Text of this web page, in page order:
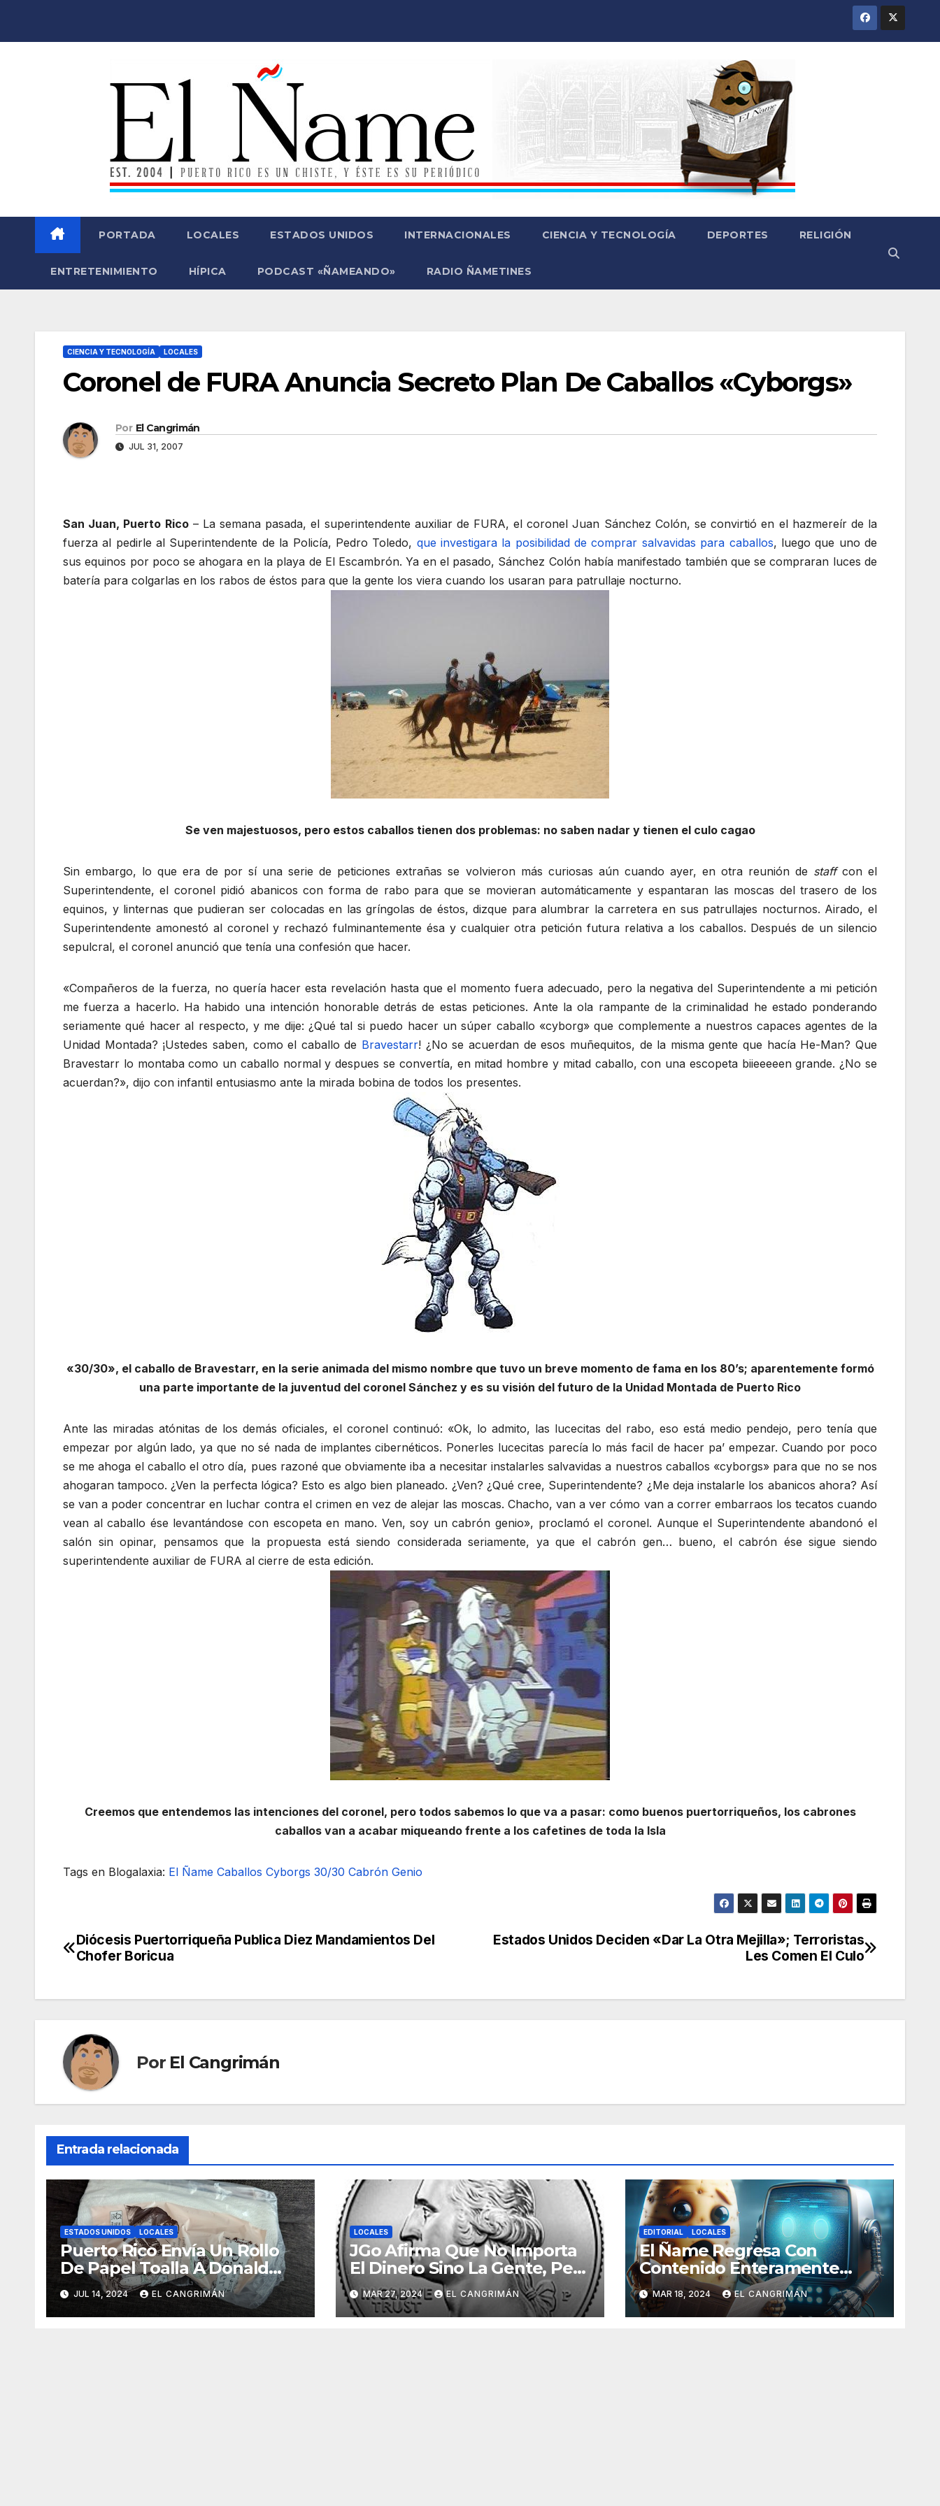
PORTADA LOCALES ESTADOS UNIDOS INTERNACIONALES CIENCIA Y TECNOLOGÍA DEPORTES RELIGIÓN
ENTRETENIMIENTO HÍPICA PODCAST «ÑAMEANDO» RADIO ÑAMETINES
CIENCIA Y TECNOLOGÍA LOCALES
Coronel de FURA Anuncia Secreto Plan De Caballos «Cyborgs»
Por El Cangrimán
JUL 31, 2007
San Juan, Puerto Rico– La semana pasada, el superintendente auxiliar de FURA, el coronel Juan Sánchez Colón, se convirtió en el hazmereír de la
fuerza al pedirle al Superintendente de la Policía, Pedro Toledo, que investigara la posibilidad de comprar salvavidas para caballos, luego que uno de
sus equinos por poco se ahogara en la playa de El Escambrón. Ya en el pasado, Sánchez Colón había manifestado también que se compraran luces de
batería para colgarlas en los rabos de éstos para que la gente los viera cuando los usaran para patrullaje nocturno.
Se ven majestuosos, pero estos caballos tienen dos problemas: no saben nadar y tienen el culo cagao
Sin embargo, lo que era de por sí una serie de peticiones extrañas se volvieron más curiosas aún cuando ayer, en otra reunión de staffcon el
Superintendente, el coronel pidió abanicos con forma de rabo para que se movieran automáticamente y espantaran las moscas del trasero de los
equinos, y linternas que pudieran ser colocadas en las gríngolas de éstos, dizque para alumbrar la carretera en sus patrullajes nocturnos. Airado, el
Superintendente amonestó al coronel y rechazó fulminantemente ésa y cualquier otra petición futura relativa a los caballos. Después de un silencio
sepulcral, el coronel anunció que tenía una confesión que hacer.
«Compañeros de la fuerza, no quería hacer esta revelación hasta que el momento fuera adecuado, pero la negativa del Superintendente a mi petición
me fuerza a hacerlo. Ha habido una intención honorable detrás de estas peticiones. Ante la ola rampante de la criminalidad he estado ponderando
seriamente qué hacer al respecto, y me dije: ¿Qué tal si puedo hacer un súper caballo «cyborg» que complemente a nuestros capaces agentes de la
Unidad Montada? ¡Ustedes saben, como el caballo de Bravestarr! ¿No se acuerdan de esos muñequitos, de la misma gente que hacía He-Man? Que
Bravestarr lo montaba como un caballo normal y despues se convertía, en mitad hombre y mitad caballo, con una escopeta biieeeeen grande. ¿No se
acuerdan?», dijo con infantil entusiasmo ante la mirada bobina de todos los presentes.
«30/30», el caballo de Bravestarr, en la serie animada del mismo nombre que tuvo un breve momento de fama en los 80’s; aparentemente formó
una parte importante de la juventud del coronel Sánchez y es su visión del futuro de la Unidad Montada de Puerto Rico
Ante las miradas atónitas de los demás oficiales, el coronel continuó: «Ok, lo admito, las lucecitas del rabo, eso está medio pendejo, pero tenía que
empezar por algún lado, ya que no sé nada de implantes cibernéticos. Ponerles lucecitas parecía lo más facil de hacer pa’ empezar. Cuando por poco
se me ahoga el caballo el otro día, pues razoné que obviamente iba a necesitar instalarles salvavidas a nuestros caballos «cyborgs» para que no se nos
ahogaran tampoco. ¿Ven la perfecta lógica? Esto es algo bien planeado. ¿Ven? ¿Qué cree, Superintendente? ¿Me deja instalarle los abanicos ahora? Así
se van a poder concentrar en luchar contra el crimen en vez de alejar las moscas. Chacho, van a ver cómo van a correr embarraos los tecatos cuando
vean al caballo ése levantándose con escopeta en mano. Ven, soy un cabrón genio», proclamó el coronel. Aunque el Superintendente abandonó el
salón sin opinar, pensamos que la propuesta está siendo considerada seriamente, ya que el cabrón gen… bueno, el cabrón ése sigue siendo
superintendente auxiliar de FURA al cierre de esta edición.
Creemos que entendemos las intenciones del coronel, pero todos sabemos lo que va a pasar: como buenos puertorriqueños, los cabrones
caballos van a acabar miqueando frente a los cafetines de toda la Isla
Tags en Blogalaxia: El Ñame Caballos Cyborgs 30/30 Cabrón Genio
Navegación
entradas
Estados Unidos Deciden «Dar La Otra Mejilla»; Terroristas
Les Comen El Culo
Diócesis Puertorriqueña Publica Diez Mandamientos Del
Chofer Boricua
Por El Cangrimán
Entrada relacionada
ESTADOS UNIDOS LOCALES
Puerto Rico Envía Un Rollo
De Papel Toalla A Donald
Trump Pa’ Que Use Las Hojas
De Curita
JUL 14, 2024 EL CANGRIMÁN
LOCALES
JGo Afirma Que No Importa
El Dinero Sino La Gente, Pero
Pregunta: «¿De Verdad No
Tendrán Una Pejetita?»
MAR 27, 2024 EL CANGRIMÁN
EDITORIAL LOCALES
El Ñame Regresa Con
Contenido Enteramente
Generado Por Inteligencia
Artificial
MAR 18, 2024 EL CANGRIMÁN